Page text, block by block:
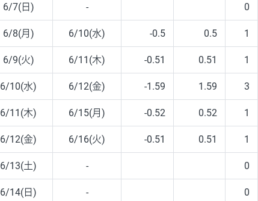
6/7(日) - 0
6/8(月) 6/10(水) -0.5 0.5 1
6/9(火) 6/11(木) -0.51 0.51 1
6/10(水) 6/12(金) -1.59 1.59 3
6/11(木) 6/15(月) -0.52 0.52 1
6/12(金) 6/16(火) -0.51 0.51 1
6/13(土) - 0
6/14(日) - 0